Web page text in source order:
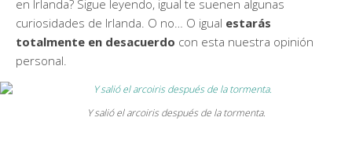
en Irlanda? Sigue leyendo, igual te suenen algunas
curiosidades de Irlanda. O no… O igual estarás
totalmente en desacuerdo con esta nuestra opinión
personal.
Y salió el arcoiris después de la tormenta.